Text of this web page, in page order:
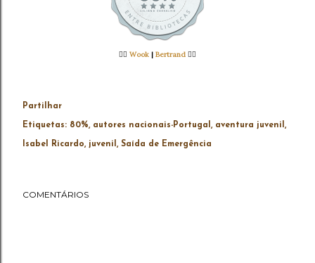
👉🏻 Wook | Bertrand 👈🏻
Partilhar
Etiquetas: 80% autores nacionais-Portugal aventura juvenil
Isabel Ricardo juvenil Saída de Emergência
COMENTÁRIOS